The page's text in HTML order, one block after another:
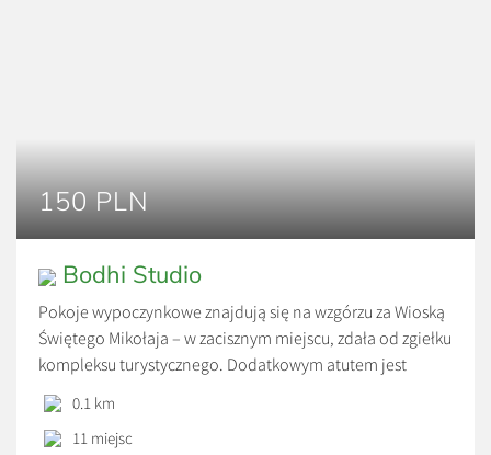
150 PLN
Bodhi Studio
Pokoje wypoczynkowe znajdują się na wzgórzu za Wioską
Świętego Mikołaja – w zacisznym miejscu, zdała od zgiełku
kompleksu turystycznego. Dodatkowym atutem jest
sąsiedztwo Studia Masażu Bodhi – koniecznie umówcie się
na relaksujące masaże lub saunowanie. Tylko 500 metrów
od Bodhi Studio znajduje się gastronomia „Zajazd
0.1 km
11 miejsc